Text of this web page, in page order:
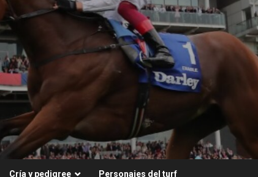
Cría y pedigree Personajes del turf